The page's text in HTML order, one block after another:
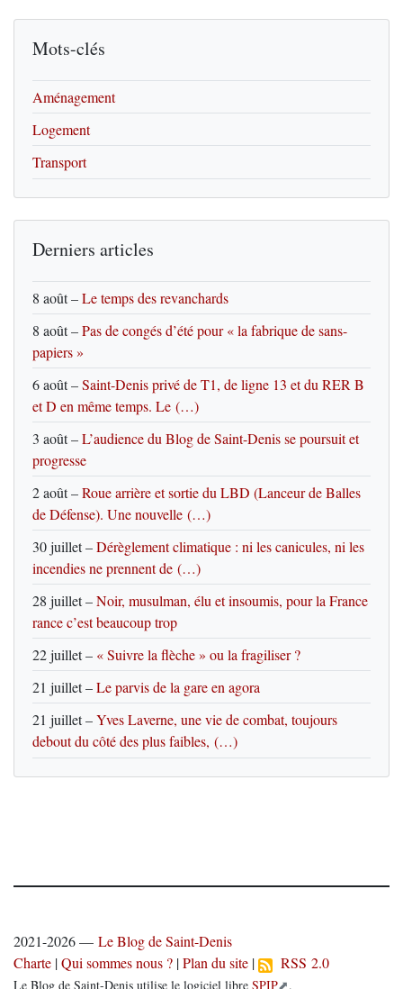
Mots-clés
Aménagement
Logement
Transport
Derniers articles
8 août–Le temps des revanchards
8 août–Pas de congés d’été pour « la fabrique de sans-
papiers »
6 août–Saint-Denis privé de T1, de ligne 13 et du RER B
et D en même temps. Le (…)
3 août–L’audience du Blog de Saint-Denis se poursuit et
progresse
2 août–Roue arrière et sortie du LBD (Lanceur de Balles
de Défense). Une nouvelle (…)
30 juillet–Dérèglement climatique : ni les canicules, ni les
incendies ne prennent de (…)
28 juillet–Noir, musulman, élu et insoumis, pour la France
rance c’est beaucoup trop
22 juillet– « Suivre la flèche » ou la fragiliser ?
21 juillet–Le parvis de la gare en agora
21 juillet–Yves Laverne, une vie de combat, toujours
debout du côté des plus faibles, (…)
2021-2026 — Le Blog de Saint-Denis
Charte |Qui sommes nous ? |Plan du site | RSS 2.0
Le Blog de Saint-Denis utilise le logiciel libre SPIP .